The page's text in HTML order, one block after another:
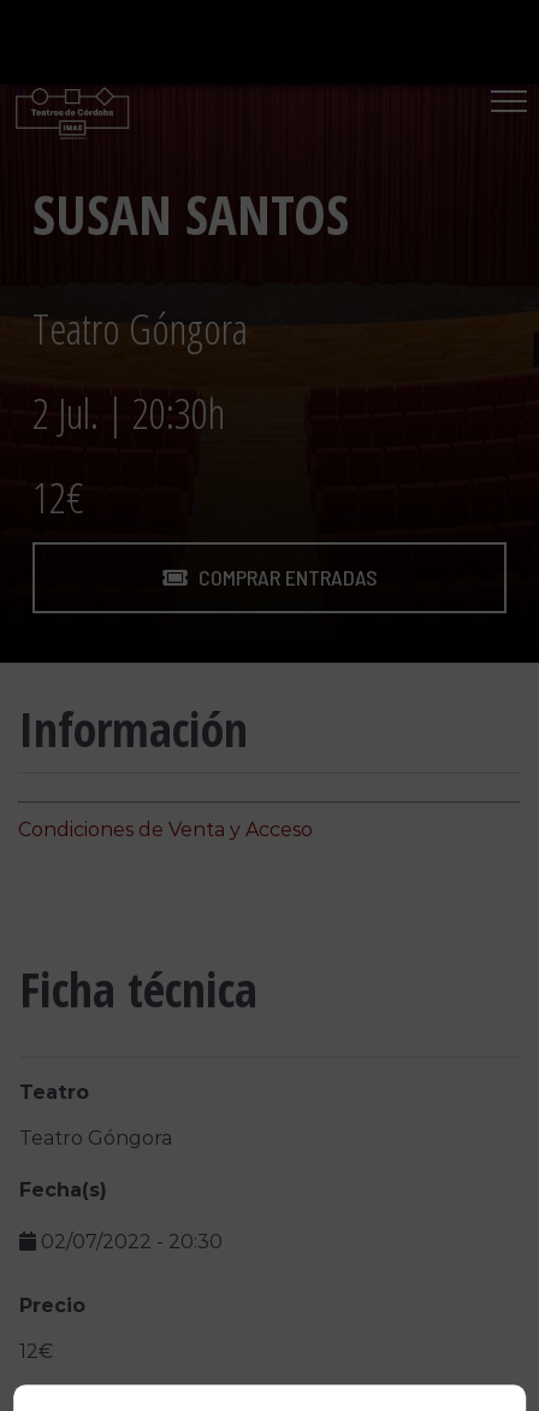
contenido
SUSAN SANTOS
Teatro Góngora
2 Jul. | 20:30h
12€
COMPRAR ENTRADAS
Información
Condiciones de Venta y Acceso
Ficha técnica
Teatro
Teatro Góngora
Fecha(s)
02/07/2022 - 20:30
Precio
12€